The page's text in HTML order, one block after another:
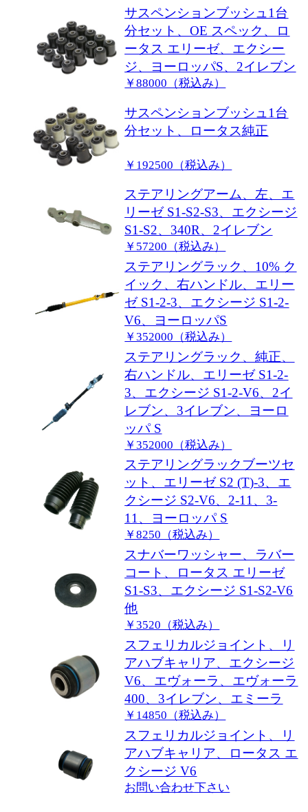
サスペンションブッシュ1台
分セット、OE スペック、ロ
ータス エリーゼ、エクシー
ジ、ヨーロッパS、2イレブン
￥88000（税込み）
サスペンションブッシュ1台
分セット、ロータス純正
￥192500（税込み）
ステアリングアーム、左、エ
リーゼ S1-S2-S3、エクシージ
S1-S2、340R、2イレブン
￥57200（税込み）
ステアリングラック、10% ク
イック、右ハンドル、エリー
ゼ S1-2-3、エクシージ S1-2-
V6、ヨーロッパS
￥352000（税込み）
ステアリングラック、純正、
右ハンドル、エリーゼ S1-2-
3、エクシージ S1-2-V6、2イ
レブン、3イレブン、ヨーロ
ッパ S
￥352000（税込み）
ステアリングラックブーツセ
ット、エリーゼ S2 (T)-3、エ
クシージ S2-V6、2-11、3-
11、ヨーロッパ S
￥8250（税込み）
スナバーワッシャー、ラバー
コート、ロータス エリーゼ
S1-S3、エクシージ S1-S2-V6
他
￥3520（税込み）
スフェリカルジョイント、リ
アハブキャリア、エクシージ
V6、エヴォーラ、エヴォーラ
400、3イレブン、エミーラ
￥14850（税込み）
スフェリカルジョイント、リ
アハブキャリア、ロータス エ
クシージ V6
お問い合わせ下さい